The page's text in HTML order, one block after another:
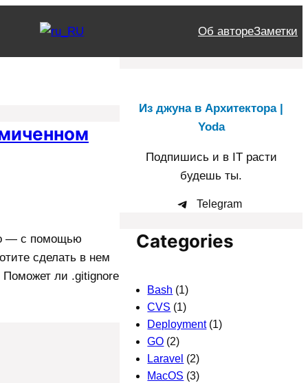
Об автореЗаметки
— с помощью
сделать в нем
Поможет ли .gitignore
Из джуна в Архитектора |
Yoda
Подпишись и в IT расти
будешь ты.
Telegram
Categories
Bash (1)
CVS (1)
Deployment(1)
GO (2)
Laravel (2)
MacOS (3)